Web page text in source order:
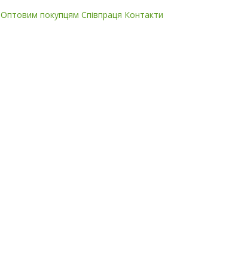
Оптовим покупцям Співпраця Контакти